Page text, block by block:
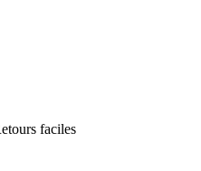
faciles